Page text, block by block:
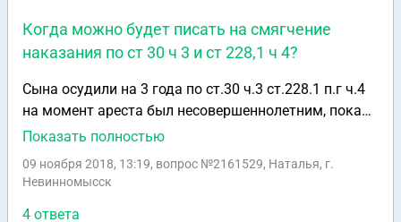
Когда можно будет писать на смягчение
наказания по ст 30 ч 3 и ст 228,1 ч 4?
Сына осудили на 3 года по ст.30 ч.3 ст.228.1 п.г ч.4
на момент ареста был несовершеннолетним, пока
было следствие исполнилось 18 лет, находится в
смягчение?
Показать полностью
09 ноября 2018, 13:19, вопрос №2161529, Наталья, г.
Невинномысск
4 ответа